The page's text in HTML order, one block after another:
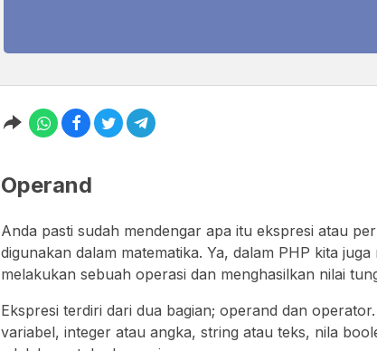
Operand
Anda pasti sudah mendengar apa itu ekspresi atau
digunakan dalam matematika. Ya, dalam PHP kita
melakukan sebuah operasi dan menghasilkan nilai
Ekspresi terdiri dari dua bagian; operand dan
variabel, integer atau angka, string atau teks, nila